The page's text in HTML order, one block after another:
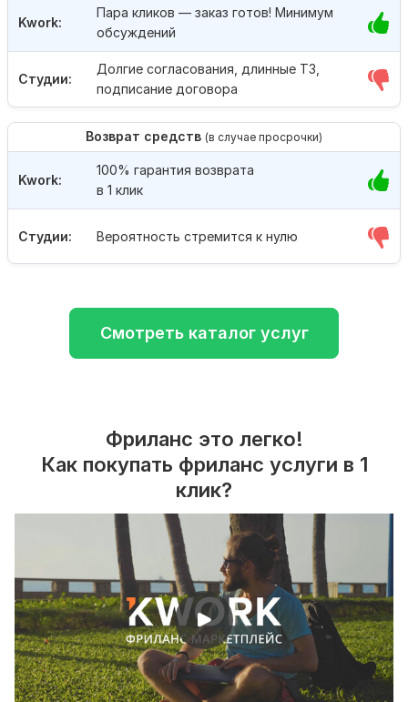
Студии:
Долгие согласования, длинные ТЗ,
подписание договора
Kwork:
Пара кликов — заказ готов! Минимум
обсуждений
Возврат средств (в случае просрочки)
Студии: Вероятность стремится к нулю
Kwork:
100% гарантия возврата
в 1 клик
Смотреть каталог услуг
Фриланс это легко!
Как покупать фриланс услуги в 1
клик?